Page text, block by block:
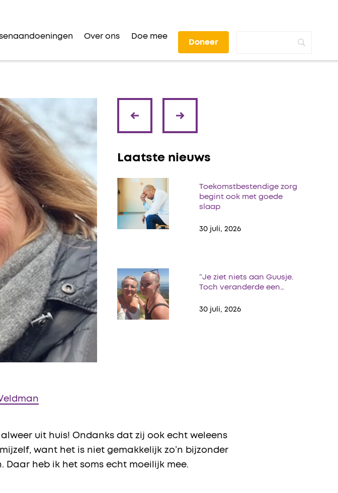
Over ons Doe mee
Doneer
Laatste nieuws
Toekomstbestendige zorg
begint ook met goede
slaap
30 juli, 2026
“Je ziet niets aan Guusje.
Toch veranderde een…
30 juli, 2026
uit huis! Ondanks dat zij ook echt weleens
want het is niet gemakkelijk zo’n bijzonder
heb ik het soms echt moeilijk mee.